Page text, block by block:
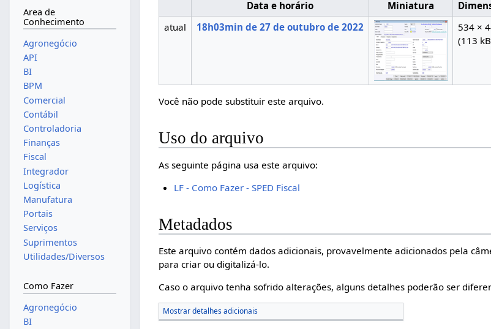
Data e horário Miniatura
atual
18h03min de 27 de outubro de 2022
534 ×
(113
Você não pode substituir este arquivo.
Uso do arquivo
As seguinte página usa este arquivo:
LF - Como Fazer - SPED Fiscal
Metadados
Este arquivo contém dados adicionais, provavelmente adicionados pela
para criar ou digitalizá-lo.
Caso o arquivo tenha sofrido alterações, alguns detalhes poderão ser
Mostrar detalhes adicionais
Area de
Conhecimento
Agronegócio
API
BI
BPM
Comercial
Contábil
Controladoria
Finanças
Fiscal
Integrador
Logística
Manufatura
Portais
Serviços
Suprimentos
Utilidades/Diversos
Como Fazer
Agronegócio
BI